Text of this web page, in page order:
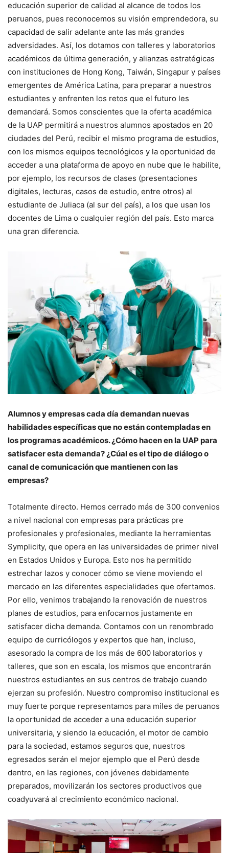
educación superior de calidad al alcance de todos los
peruanos, pues reconocemos su visión emprendedora, su
capacidad de salir adelante ante las más grandes
adversidades. Así, los dotamos con talleres y laboratorios
académicos de última generación, y alianzas estratégicas
con instituciones de Hong Kong, Taiwán, Singapur y países
emergentes de América Latina, para preparar a nuestros
estudiantes y enfrenten los retos que el futuro les
demandará. Somos conscientes que la oferta académica
de la UAP permitirá a nuestros alumnos apostados en 20
ciudades del Perú, recibir el mismo programa de estudios,
con los mismos equipos tecnológicos y la oportunidad de
acceder a una plataforma de apoyo en nube que le habilite,
por ejemplo, los recursos de clases (presentaciones
digitales, lecturas, casos de estudio, entre otros) al
estudiante de Juliaca (al sur del país), a los que usan los
docentes de Lima o cualquier región del país. Esto marca
una gran diferencia.
Alumnos y empresas cada día demandan nuevas
habilidades específicas que no están contempladas en
los programas académicos. ¿Cómo hacen en la UAP para
satisfacer esta demanda? ¿Cúal es el tipo de diálogo o
canal de comunicación que mantienen con las
empresas?
Totalmente directo. Hemos cerrado más de 300 convenios
a nivel nacional con empresas para prácticas pre
profesionales y profesionales, mediante la herramientas
Symplicity, que opera en las universidades de primer nivel
en Estados Unidos y Europa. Esto nos ha permitido
estrechar lazos y conocer cómo se viene moviendo el
mercado en las diferentes especialidades que ofertamos.
Por ello, venimos trabajando la renovación de nuestros
planes de estudios, para enfocarnos justamente en
satisfacer dicha demanda. Contamos con un renombrado
equipo de curricólogos y expertos que han, incluso,
asesorado la compra de los más de 600 laboratorios y
talleres, que son en escala, los mismos que encontrarán
nuestros estudiantes en sus centros de trabajo cuando
ejerzan su profesión. Nuestro compromiso institucional es
muy fuerte porque representamos para miles de peruanos
la oportunidad de acceder a una educación superior
universitaria, y siendo la educación, el motor de cambio
para la sociedad, estamos seguros que, nuestros
egresados serán el mejor ejemplo que el Perú desde
dentro, en las regiones, con jóvenes debidamente
preparados, movilizarán los sectores productivos que
coadyuvará al crecimiento económico nacional.